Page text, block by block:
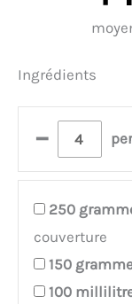
Ingrédients
–
250
couverture
150
100